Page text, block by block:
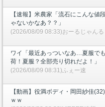
【速報】米農家「流石にこんな値
ゃないかなあ？？」
(2026/08/09 08:33)おーるじゃんる
ワイ「最近あっついなあ…夏服で
荷！夏服？全部売り切れだよ！」
(2026/08/09 08:31)ふぇー速
【動画】役満ボディ・岡田紗佳
ｗｗ